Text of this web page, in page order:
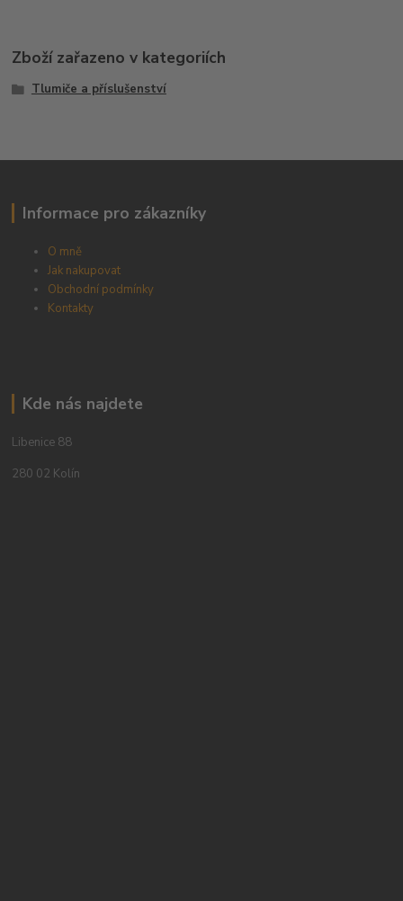
Zboží zařazeno v kategoriích
Tlumiče a příslušenství
Informace pro zákazníky
O mně
Jak nakupovat
Obchodní podmínky
Kontakty
Kde nás najdete
Libenice 88
280 02 Kolín